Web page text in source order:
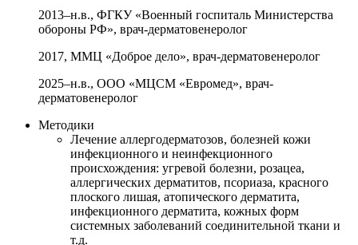
2013–н.в., ФГКУ «Военный госпиталь Министерства
обороны РФ», врач-дерматовенеролог
2017, ММЦ «Доброе дело», врач-дерматовенеролог
2025–н.в., ООО «МЦСМ «Евромед», врач-
дерматовенеролог
Методики
Лечение аллергодерматозов, болезней кожи
инфекционного и неинфекционного
происхождения: угревой болезни, розацеа,
аллергических дерматитов, псориаза, красного
плоского лишая, атопического дерматита,
инфекционного дерматита, кожных форм
системных заболеваний соединительной ткани и
т.д.